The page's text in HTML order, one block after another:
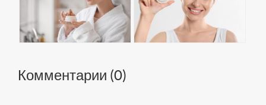
Комментарии (0)